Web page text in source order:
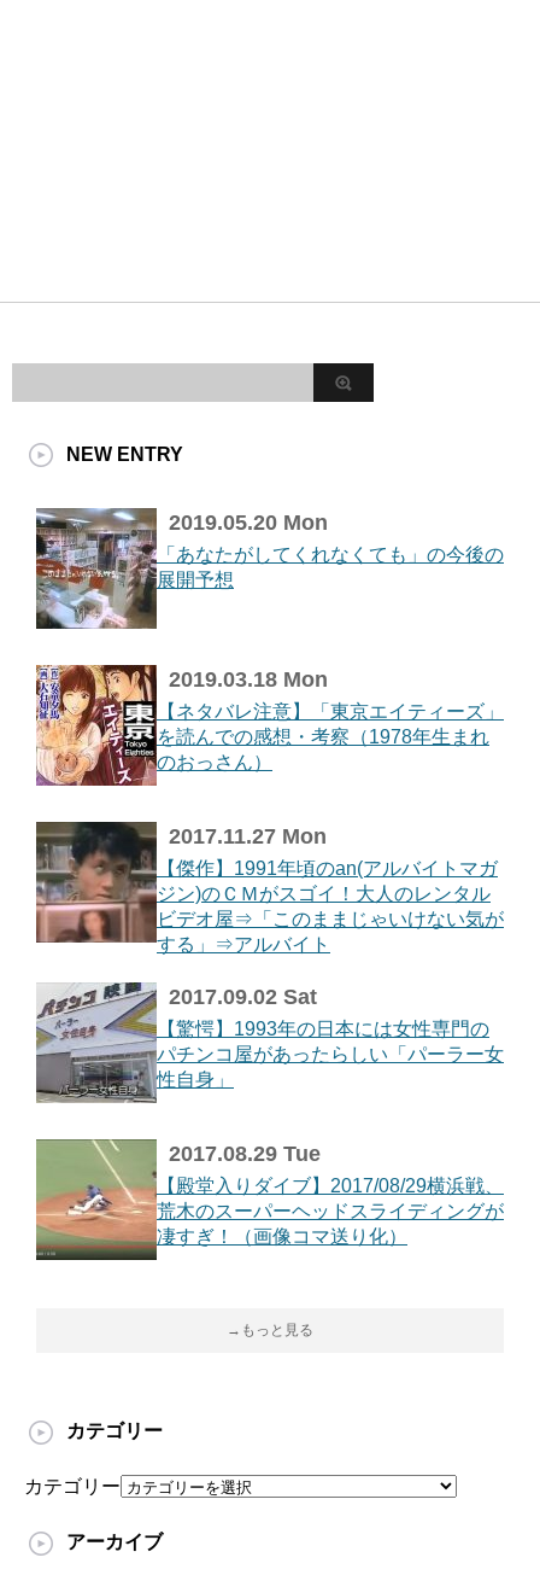
NEW ENTRY
2019.05.20 Mon
「あなたがしてくれなくても」の今後の
展開予想
2019.03.18 Mon
【ネタバレ注意】「東京エイティーズ」
を読んでの感想・考察（1978年生まれ
のおっさん）
2017.11.27 Mon
【傑作】1991年頃のan(アルバイトマガ
ジン)のＣＭがスゴイ！大人のレンタル
ビデオ屋⇒「このままじゃいけない気が
する」⇒アルバイト
2017.09.02 Sat
【驚愕】1993年の日本には女性専門の
パチンコ屋があったらしい「パーラー女
性自身」
2017.08.29 Tue
【殿堂入りダイブ】2017/08/29横浜戦、
荒木のスーパーヘッドスライディングが
凄すぎ！（画像コマ送り化）
→もっと見る
カテゴリー
カテゴリー
アーカイブ